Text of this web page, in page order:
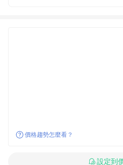
價格趨勢怎麼看？
設定到